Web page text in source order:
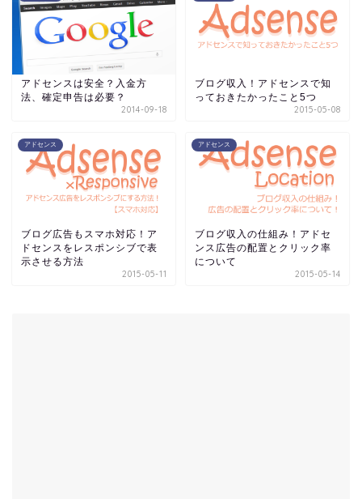
アドセンスは安全？入金方
法、確定申告は必要？
2014-09-18
ブログ収入！アドセンスで知
っておきたかったこと5つ
2015-05-08
アドセンス
ブログ広告もスマホ対応！ア
ドセンスをレスポンシブで表
示させる方法
2015-05-11
アドセンス
ブログ収入の仕組み！アドセ
ンス広告の配置とクリック率
について
2015-05-14